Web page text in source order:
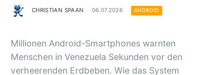
CHRISTIAN SPAAN 06.07.2026 ANDROID
Millionen Android-Smartphones warnten
Menschen in Venezuela Sekunden vor den
verheerenden Erdbeben. Wie das System